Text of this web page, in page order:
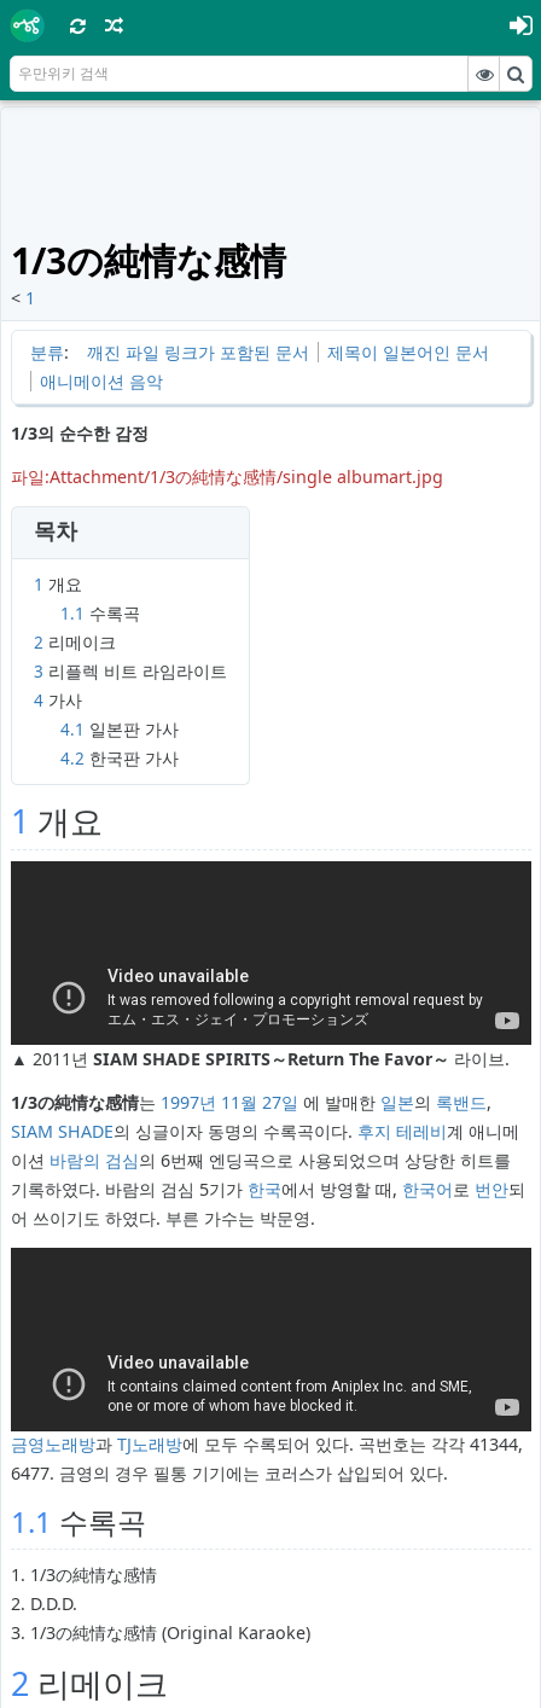
1/3の純情な感情
< 1
분류: 깨진 파일 링크가 포함된 문서
제목이 일본어인 문서
애니메이션 음악
1/3의 순수한 감정
파일:Attachment/1/3の純情な感情/single albumart.jpg
목차
1 개요
1.1 수록곡
2 리메이크
3 리플렉 비트 라임라이트
4 가사
4.1 일본판 가사
4.2 한국판 가사
1 개요
▲ 2011년 SIAM SHADE SPIRITS～Return The Favor～ 라이브.
1/3の純情な感情는 1997년 11월 27일 에 발매한 일본의 록밴드,
SIAM SHADE의 싱글이자 동명의 수록곡이다. 후지 테레비계 애니메
이션 바람의 검심의 6번째 엔딩곡으로 사용되었으며 상당한 히트를
기록하였다. 바람의 검심 5기가 한국에서 방영할 때, 한국어 로 번안되
어 쓰이기도 하였다. 부른 가수는 박문영.
금영노래방과 TJ노래방에 모두 수록되어 있다. 곡번호는 각각 41344,
6477. 금영의 경우 필통 기기에는 코러스가 삽입되어 있다.
1.1 수록곡
1. 1/3の純情な感情
2. D.D.D.
3. 1/3の純情な感情 (Original Karaoke)
2 리메이크